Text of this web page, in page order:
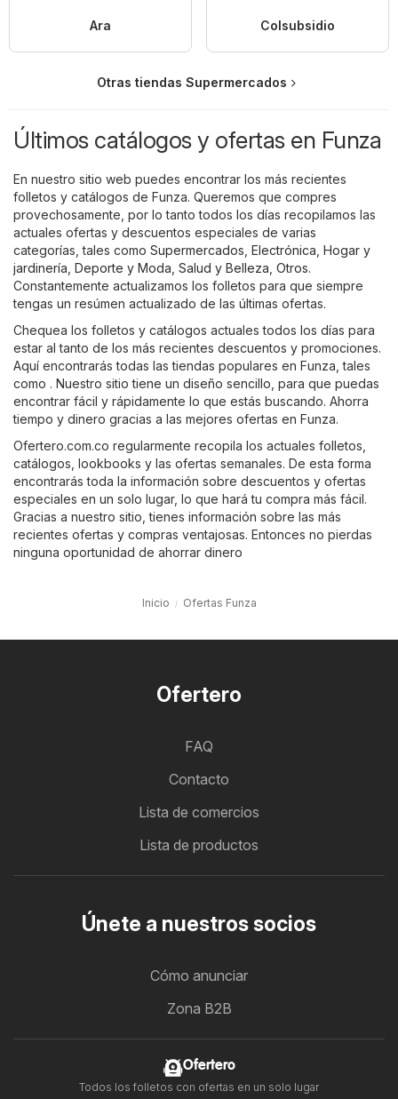
Ara Colsubsidio
Otras tiendas Supermercados
Últimos catálogos y ofertas en Funza
En nuestro sitio web puedes encontrar los más recientes
folletos y catálogos de Funza. Queremos que compres
provechosamente, por lo tanto todos los días recopilamos las
actuales ofertas y descuentos especiales de varias
categorías, tales como Supermercados Electrónica Hogar y
jardinería Deporte y Moda Salud y Belleza Otros.
Constantemente actualizamos los folletos para que siempre
tengas un resúmen actualizado de las últimas ofertas.
Chequea los folletos y catálogos actuales todos los días para
estar al tanto de los más recientes descuentos y promociones.
Aquí encontrarás todas las tiendas populares en Funza, tales
como . Nuestro sitio tiene un diseño sencillo, para que puedas
encontrar fácil y rápidamente lo que estás buscando. Ahorra
tiempo y dinero gracias a las mejores ofertas en Funza.
Ofertero.com.co regularmente recopila los actuales folletos,
catálogos, lookbooks y las ofertas semanales. De esta forma
encontrarás toda la información sobre descuentos y ofertas
especiales en un solo lugar, lo que hará tu compra más fácil.
Gracias a nuestro sitio, tienes información sobre las más
recientes ofertas y compras ventajosas. Entonces no pierdas
ninguna oportunidad de ahorrar dinero
Inicio Ofertas Funza
Ofertero
FAQ
Contacto
Lista de comercios
Lista de productos
Únete a nuestros socios
Cómo anunciar
Zona B2B
Ofertero
Todos los folletos con ofertas en un solo lugar